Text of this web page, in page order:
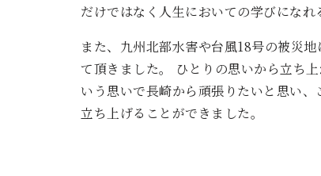
だけではなく人生においての学びになれ
また、九州北部水害や台風18号の被災
て頂きました。 ひとりの思いから立ち
いう思いで長崎から頑張りたいと思い
立ち上げることができました。